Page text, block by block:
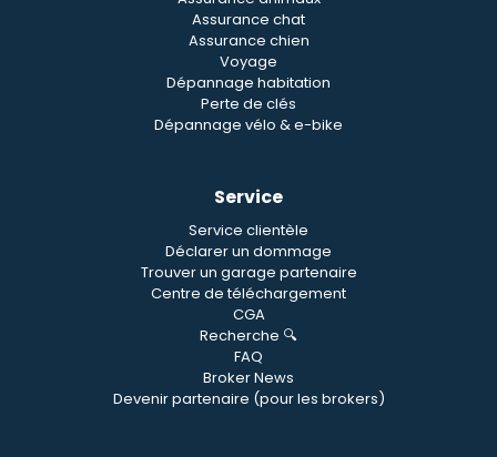
Assurance chat
Assurance chien
Voyage
Dépannage habitation
Perte de clés
Dépannage vélo & e-bike
Service
Service clientèle
Déclarer un dommage
Trouver un garage partenaire
Centre de téléchargement
CGA
Recherche 🔍
FAQ
Broker News
Devenir partenaire (pour les brokers)